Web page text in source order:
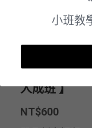
人成班 】
NT$600
小班教